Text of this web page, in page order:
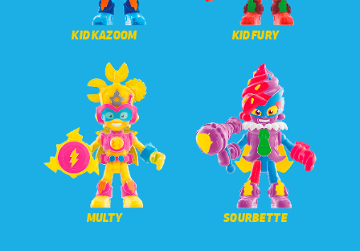
Careers
Intranet
España
Search
KID KAZOOM KID FURY
MULTY SOURBETTE